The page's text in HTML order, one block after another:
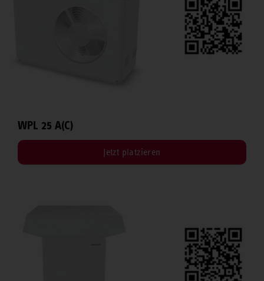
WPL 25 A(C)
Jetzt platzieren